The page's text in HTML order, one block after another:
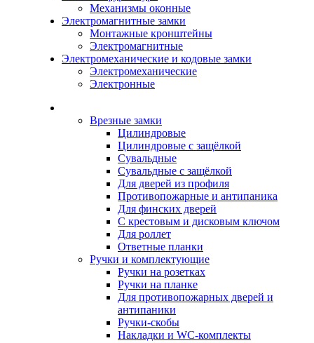
Механизмы оконные
Электромагнитные замки
Монтажные кронштейны
Электромагнитные
Электромеханические и кодовые замки
Электромеханические
Электронные
Врезные замки
Цилиндровые
Цилиндровые с защёлкой
Сувальдные
Сувальдные с защёлкой
Для дверей из профиля
Противопожарные и антипаника
Для финских дверей
С крестовым и дисковым ключом
Для роллет
Ответные планки
Ручки и комплектующие
Ручки на розетках
Ручки на планке
Для противопожарных дверей и
антипаники
Ручки-скобы
Накладки и WC-комплекты